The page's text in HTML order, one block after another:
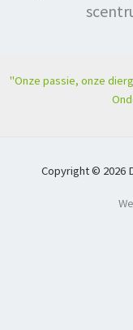
"Onze passie, onze
Copyright © 2026